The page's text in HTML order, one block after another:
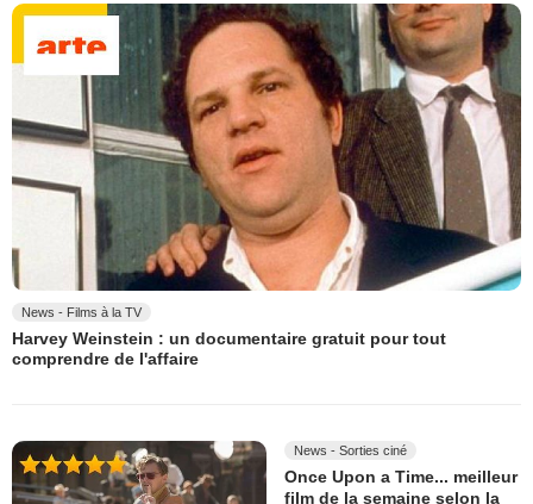
News - Films à la TV
Harvey Weinstein : un documentaire gratuit pour tout
comprendre de l'affaire
News - Sorties ciné
Once Upon a Time... meilleur
film de la semaine selon la